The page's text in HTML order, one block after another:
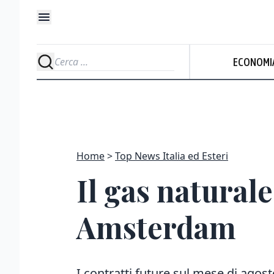
Home Top News Italia ed Esteri
Il gas
Amsterdam